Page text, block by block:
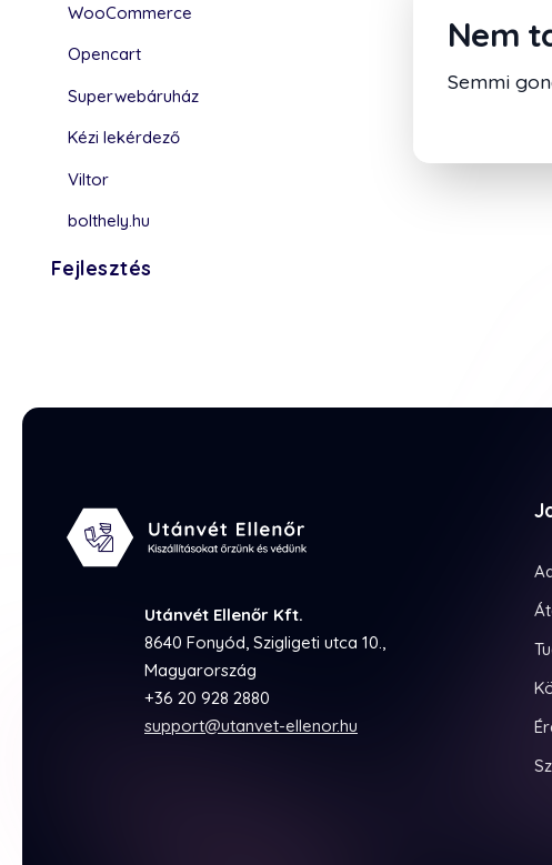
WooCommerce
Opencart
Superwebáruház
Kézi lekérdező
Viltor
bolthely.hu
Fejlesztés
Nem
Semmi
Utánvét Ellenőr Kft.
8640 Fonyód, Szigligeti utca 10.,
Magyarország
+36 20 928 2880
support@utanvet-ellenor.hu